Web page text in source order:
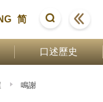
简
口述歷史
鳴謝